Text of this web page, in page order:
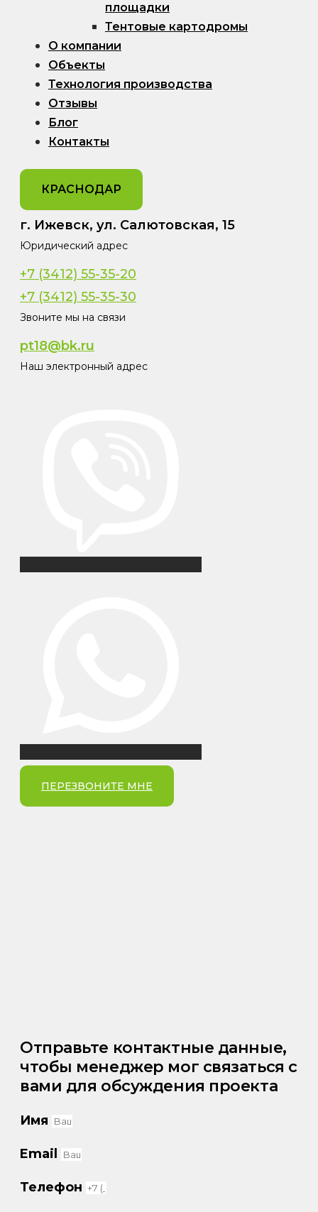
площадки
Тентовые картодромы
О компании
Объекты
Технология производства
Отзывы
Блог
Контакты
КРАСНОДАР
г. Ижевск, ул. Салютовская, 15
Юридический адрес
+7 (3412) 55-35-20
+7 (3412) 55-35-30
Звоните мы на связи
pt18@bk.ru
Наш электронный адрес
ПЕРЕЗВОНИТЕ МНЕ
Отправьте контактные данные,
чтобы менеджер мог связаться с
вами для обсуждения проекта
Имя
Email
Телефон